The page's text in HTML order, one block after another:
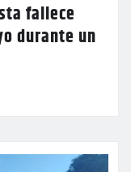
fallece
durante un